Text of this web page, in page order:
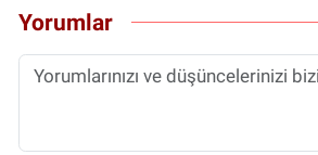
Yorumlar